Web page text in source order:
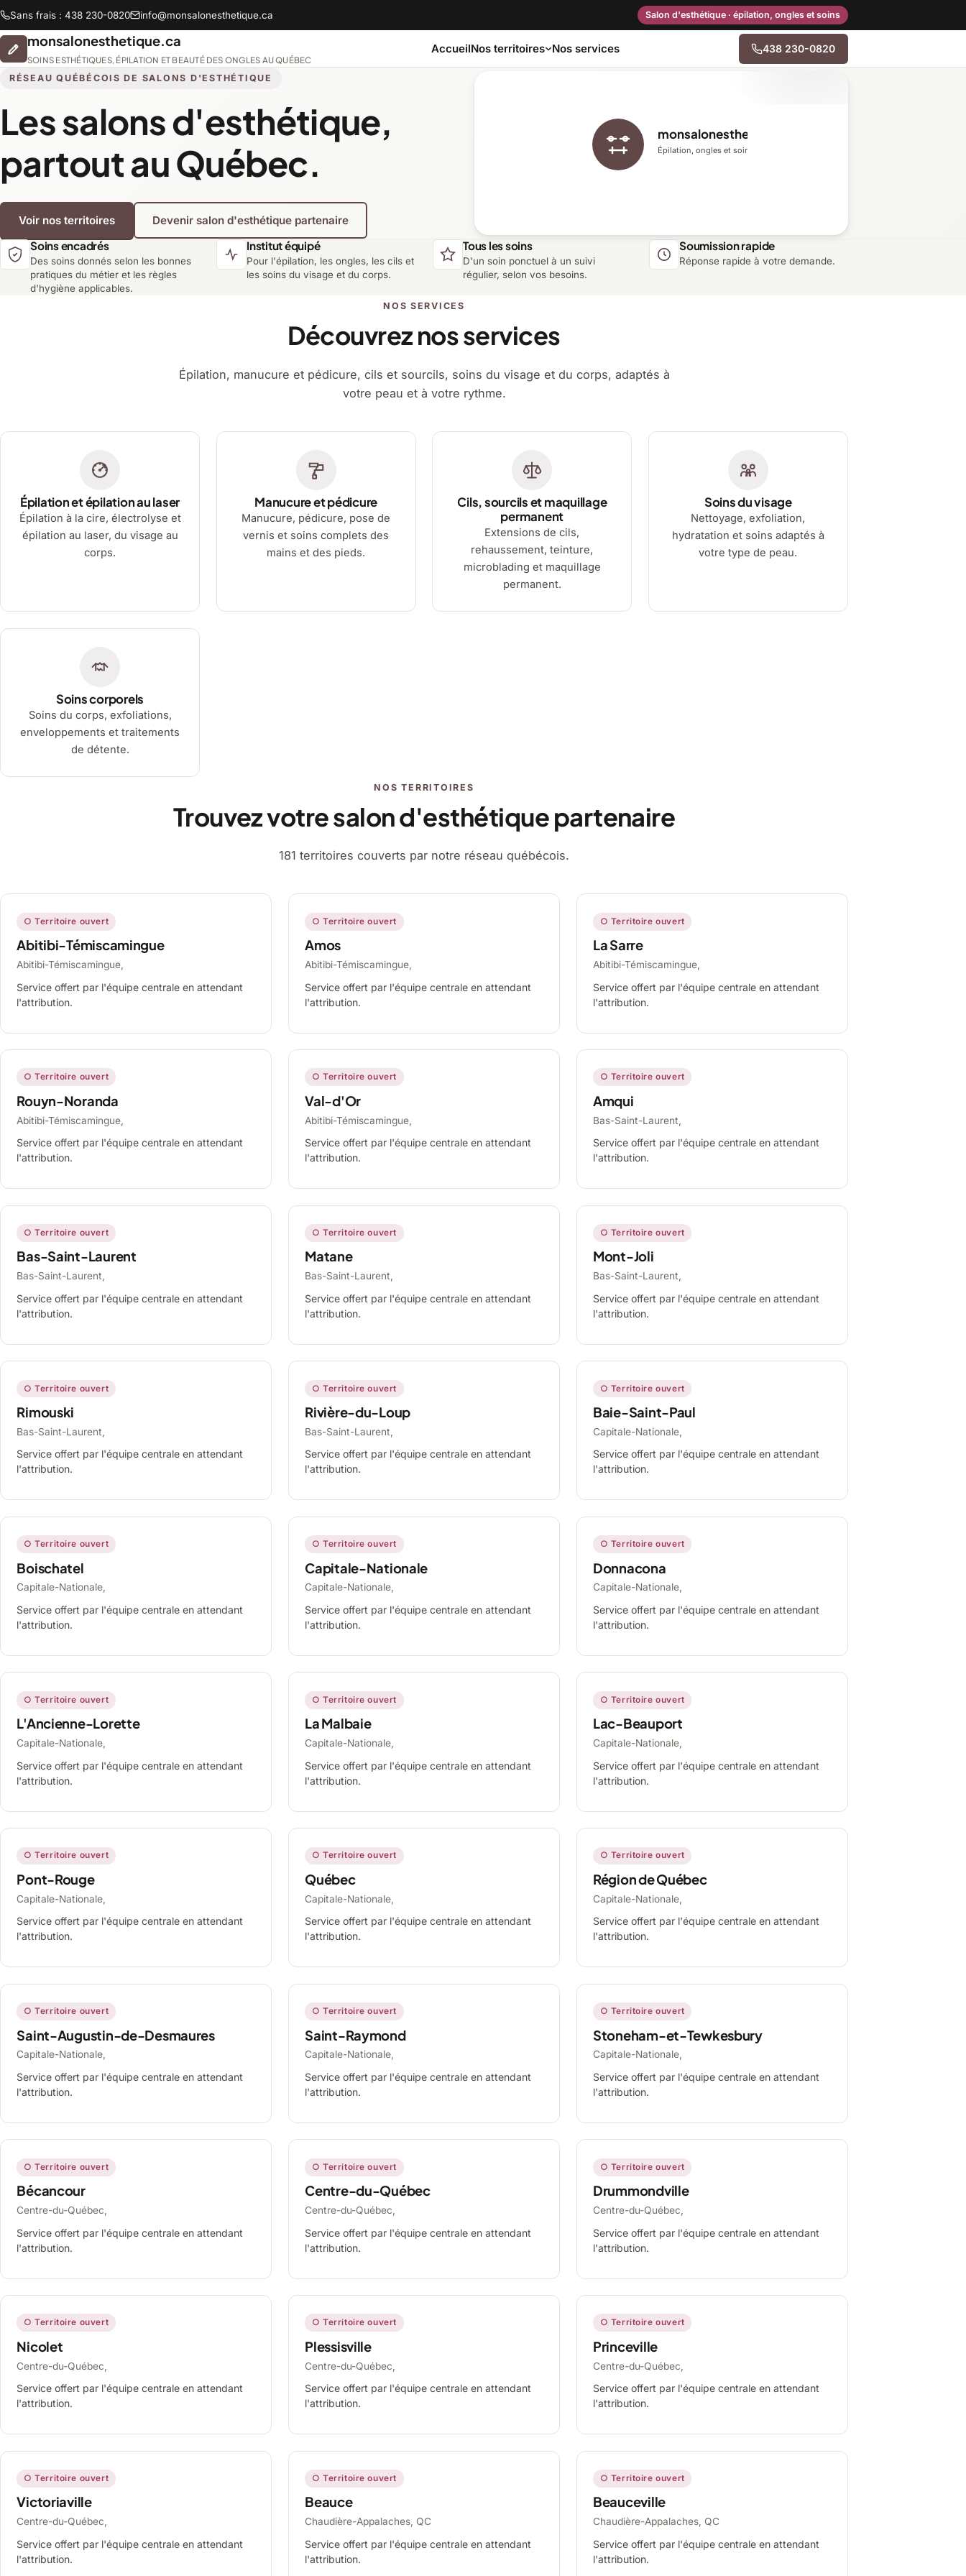
Sans frais : 438 230-0820 info@monsalonesthetique.ca Salon d'esthétique · épilation, ongles et soins
monsalonesthetique.ca
SOINS ESTHÉTIQUES, ÉPILATION ET BEAUTÉ DES ONGLES AU QUÉBEC
AccueilNos territoires
Bas-Saint-Laurent Capitale-Nationale Centre-du-Québec
Lanaudière Laurentides Laval Mauricie
Montérégie Nord-du-Québec
Nos services 438 230-0820
RÉSEAU QUÉBÉCOIS DE SALONS D'ESTHÉTIQUE
Les salons d'esthétique,
partout au Québec.
Voir nos territoires Devenir salon d'esthétique partenaire
monsalonesthetique.ca
Épilation, ongles et soins du visage
Soins encadrés
Des soins donnés selon les bonnes
pratiques du métier et les règles
d'hygiène applicables.
Institut équipé
Pour l'épilation, les ongles, les cils et
les soins du visage et du corps.
Tous les soins
D'un soin ponctuel à un suivi
régulier, selon vos besoins.
Soumission rapide
Réponse rapide à votre demande.
NOS SERVICES
Découvrez nos services
Épilation, manucure et pédicure, cils et sourcils, soins du visage et du corps, adaptés à
votre peau et à votre rythme.
Épilation et épilation au laser
Épilation à la cire, électrolyse et
épilation au laser, du visage au
corps.
Manucure et pédicure
Manucure, pédicure, pose de
vernis et soins complets des
mains et des pieds.
Cils, sourcils et maquillage
permanent
Extensions de cils,
rehaussement, teinture,
microblading et maquillage
permanent.
Soins du visage
Nettoyage, exfoliation,
hydratation et soins adaptés à
votre type de peau.
Soins corporels
Soins du corps, exfoliations,
enveloppements et traitements
de détente.
NOS TERRITOIRES
Trouvez votre salon d'esthétique partenaire
181 territoires couverts par notre réseau québécois.
○ Territoire ouvert
Abitibi-Témiscamingue
Abitibi-Témiscamingue,
Service offert par l'équipe centrale en attendant
l'attribution.
○ Territoire ouvert
Amos
Abitibi-Témiscamingue,
Service offert par l'équipe centrale en attendant
l'attribution.
○ Territoire ouvert
La Sarre
Abitibi-Témiscamingue,
Service offert par l'équipe centrale en attendant
l'attribution.
○ Territoire ouvert
Rouyn-Noranda
Abitibi-Témiscamingue,
Service offert par l'équipe centrale en attendant
l'attribution.
○ Territoire ouvert
Val-d'Or
Abitibi-Témiscamingue,
Service offert par l'équipe centrale en attendant
l'attribution.
○ Territoire ouvert
Amqui
Bas-Saint-Laurent,
Service offert par l'équipe centrale en attendant
l'attribution.
○ Territoire ouvert
Bas-Saint-Laurent
Bas-Saint-Laurent,
Service offert par l'équipe centrale en attendant
l'attribution.
○ Territoire ouvert
Matane
Bas-Saint-Laurent,
Service offert par l'équipe centrale en attendant
l'attribution.
○ Territoire ouvert
Mont-Joli
Bas-Saint-Laurent,
Service offert par l'équipe centrale en attendant
l'attribution.
○ Territoire ouvert
Rimouski
Bas-Saint-Laurent,
Service offert par l'équipe centrale en attendant
l'attribution.
○ Territoire ouvert
Rivière-du-Loup
Bas-Saint-Laurent,
Service offert par l'équipe centrale en attendant
l'attribution.
○ Territoire ouvert
Baie-Saint-Paul
Capitale-Nationale,
Service offert par l'équipe centrale en attendant
l'attribution.
○ Territoire ouvert
Boischatel
Capitale-Nationale,
Service offert par l'équipe centrale en attendant
l'attribution.
○ Territoire ouvert
Capitale-Nationale
Capitale-Nationale,
Service offert par l'équipe centrale en attendant
l'attribution.
○ Territoire ouvert
Donnacona
Capitale-Nationale,
Service offert par l'équipe centrale en attendant
l'attribution.
○ Territoire ouvert
L'Ancienne-Lorette
Capitale-Nationale,
Service offert par l'équipe centrale en attendant
l'attribution.
○ Territoire ouvert
La Malbaie
Capitale-Nationale,
Service offert par l'équipe centrale en attendant
l'attribution.
○ Territoire ouvert
Lac-Beauport
Capitale-Nationale,
Service offert par l'équipe centrale en attendant
l'attribution.
○ Territoire ouvert
Pont-Rouge
Capitale-Nationale,
Service offert par l'équipe centrale en attendant
l'attribution.
○ Territoire ouvert
Québec
Capitale-Nationale,
Service offert par l'équipe centrale en attendant
l'attribution.
○ Territoire ouvert
Région de Québec
Capitale-Nationale,
Service offert par l'équipe centrale en attendant
l'attribution.
○ Territoire ouvert
Saint-Augustin-de-Desmaures
Capitale-Nationale,
Service offert par l'équipe centrale en attendant
l'attribution.
○ Territoire ouvert
Saint-Raymond
Capitale-Nationale,
Service offert par l'équipe centrale en attendant
l'attribution.
○ Territoire ouvert
Stoneham-et-Tewkesbury
Capitale-Nationale,
Service offert par l'équipe centrale en attendant
l'attribution.
○ Territoire ouvert
Bécancour
Centre-du-Québec,
Service offert par l'équipe centrale en attendant
l'attribution.
○ Territoire ouvert
Centre-du-Québec
Centre-du-Québec,
Service offert par l'équipe centrale en attendant
l'attribution.
○ Territoire ouvert
Drummondville
Centre-du-Québec,
Service offert par l'équipe centrale en attendant
l'attribution.
○ Territoire ouvert
Nicolet
Centre-du-Québec,
Service offert par l'équipe centrale en attendant
l'attribution.
○ Territoire ouvert
Plessisville
Centre-du-Québec,
Service offert par l'équipe centrale en attendant
l'attribution.
○ Territoire ouvert
Princeville
Centre-du-Québec,
Service offert par l'équipe centrale en attendant
l'attribution.
○ Territoire ouvert
Victoriaville
Centre-du-Québec,
Service offert par l'équipe centrale en attendant
l'attribution.
○ Territoire ouvert
Beauce
Chaudière-Appalaches, QC
Service offert par l'équipe centrale en attendant
l'attribution.
○ Territoire ouvert
Beauceville
Chaudière-Appalaches, QC
Service offert par l'équipe centrale en attendant
l'attribution.